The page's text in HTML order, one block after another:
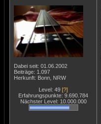
Dabei seit: 01.06.2002
Beiträge: 1.097
Herkunft: Bonn, NRW
Level: 49 [?]
Erfahrungspunkte: 9.690.784
Nächster Level: 10.000.000